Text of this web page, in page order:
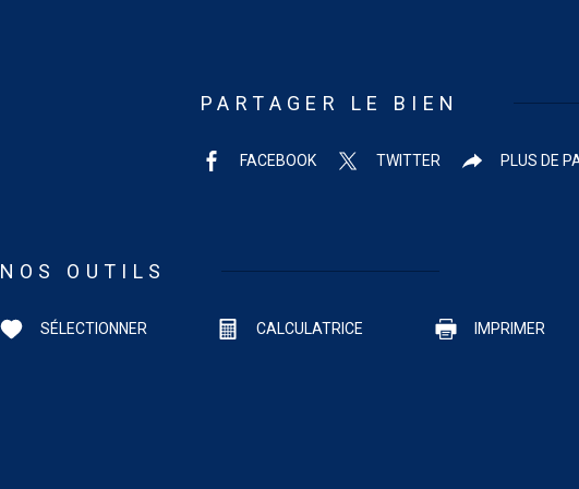
PARTAGER LE BIEN
FACEBOOK TWITTER PLUS DE
NOS OUTILS
SÉLECTIONNER CALCULATRICE IMPRIMER